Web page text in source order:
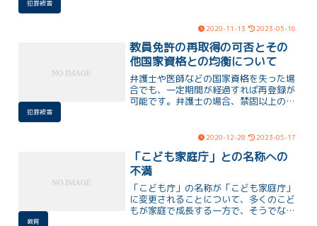
犯罪被害
行きました。加害者はわいせつ目的誘拐
として逮捕されました。
2020-11-13 2023-05-16
犯罪被害
教員免許の再取得の可否とその
他国家資格との均衡について
弁護士や医師などの国家資格を失った場
合でも、一定期間が経過すれば再登録が
可能です。弁護士の場合、禁固以上の刑
録が可能となります（刑法34条の2）。
家資格の再取得は可能です。
2020-12-28 2023-05-17
教育
「こども家庭庁」との名称への
不満
「こども庁」の名称が「こども家庭庁」
に変更されることについて、多くのこど
もが家庭で成長する一方で、そうでない